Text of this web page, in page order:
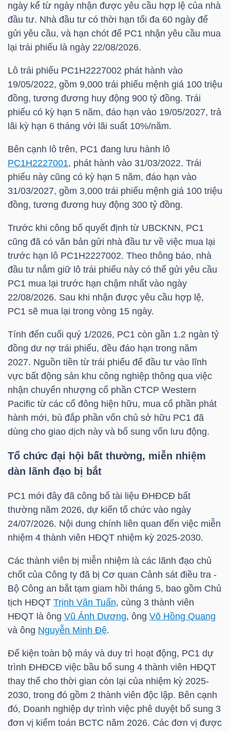
ngày kể từ ngày nhận được yêu cầu hợp lệ của nhà
đầu tư. Nhà đầu tư có thời hạn tối đa 60 ngày để
gửi yêu cầu, và hạn chót để PC1 nhận yêu cầu mua
lại trái phiếu là ngày 22/08/2026.
Lô trái phiếu PC1H2227002 phát hành vào
19/05/2022, gồm 9,000 trái phiếu mệnh giá 100 triệu
đồng, tương đương huy động 900 tỷ đồng. Trái
phiếu có kỳ hạn 5 năm, đáo hạn vào 19/05/2027, trả
lãi kỳ hạn 6 tháng với lãi suất 10%/năm.
Bên cạnh lô trên, PC1 đang lưu hành lô
PC1H2227001, phát hành vào 31/03/2022. Trái
phiếu này cũng có kỳ hạn 5 năm, đáo hạn vào
31/03/2027, gồm 3,000 trái phiếu mệnh giá 100 triệu
đồng, tương đương huy động 300 tỷ đồng.
Trước khi công bố quyết định từ UBCKNN, PC1
cũng đã có văn bản gửi nhà đầu tư về việc mua lại
trước hạn lô PC1H2227002. Theo thông báo, nhà
đầu tư nắm giữ lô trái phiếu này có thể gửi yêu cầu
PC1 mua lại trước hạn chậm nhất vào ngày
22/08/2026. Sau khi nhận được yêu cầu hợp lệ,
PC1 sẽ mua lại trong vòng 15 ngày.
Tính đến cuối quý 1/2026, PC1 còn gần 1.2 ngàn tỷ
đồng dư nợ trái phiếu, đều đáo hạn trong năm
2027. Nguồn tiền từ trái phiếu để đầu tư vào lĩnh
vực bất động sản khu công nghiệp thông qua việc
nhận chuyển nhượng cổ phần CTCP Western
Pacific từ các cổ đông hiện hữu, mua cổ phần phát
hành mới, bù đắp phần vốn chủ sở hữu PC1 đã
dùng cho giao dịch này và bổ sung vốn lưu động.
Tổ chức đại hội bất thường, miễn nhiệm
dàn lãnh đạo bị bắt
PC1 mới đây đã công bố tài liệu ĐHĐCĐ bất
thường năm 2026, dự kiến tổ chức vào ngày
24/07/2026. Nội dung chính liên quan đến việc miễn
nhiệm 4 thành viên HĐQT nhiệm kỳ 2025-2030.
Các thành viên bị miễn nhiệm là các lãnh đạo chủ
chốt của Công ty đã bị Cơ quan Cảnh sát điều tra -
Bộ Công an bắt tạm giam hồi tháng 5, bao gồm Chủ
tịch HĐQT Trịnh Văn Tuấn, cùng 3 thành viên
HĐQT là ông Vũ Ánh Dương, ông Võ Hồng Quang
và ông Nguyễn Minh Đệ.
Để kiện toàn bộ máy và duy trì hoạt động, PC1 dự
trình ĐHĐCĐ việc bầu bổ sung 4 thành viên HĐQT
thay thế cho thời gian còn lại của nhiệm kỳ 2025-
2030, trong đó gồm 2 thành viên độc lập. Bên cạnh
đó, Doanh nghiệp dự trình việc phê duyệt bổ sung 3
đơn vị kiểm toán BCTC năm 2026. Các đơn vị được
THẾ
ĐÔNG
DƯƠNG
CHÍNH
CÁ
NHÂN
PHÂN
TÍCH
VIETSTOCKFINANCE
MÔ
NGÀNH
DOANH
PHIẾU
TRÁI
PHIẾU
CÔNG
CỤ
ĐẦU
TƯ